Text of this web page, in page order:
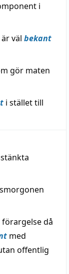
i
väl bekant
gör maten
i stället till
då
med
offentlig